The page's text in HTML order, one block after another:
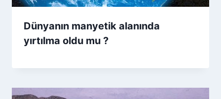
Dünyanın manyetik alanında
yırtılma oldu mu ?